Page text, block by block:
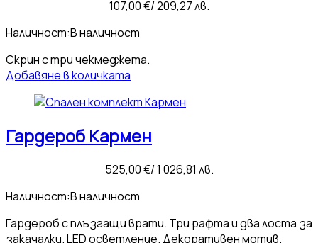
107,00€/ 209,27 лв.
Наличност:В наличност
Скрин с три чекмеджета.
Добавяне в количката
Гардероб Кармен
525,00€/ 1 026,81 лв.
Наличност:В наличност
Гардероб с плъзгащи врати. Три рафта и два лоста за
закачалки. LED осветление. Декоративен мотив.